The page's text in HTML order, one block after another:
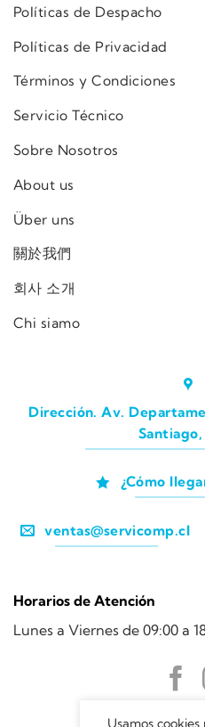
Políticas de Despacho
Políticas de Privacidad
Términos y Condiciones
Servicio Técnico
Sobre Nosotros
About us
Über uns
關於我們
회사 소개
Chi siamo
Dirección. Av.
¿Cómo
ventas@servicomp.cl
Horarios de Atención
Lunes a Viernes de 09:00 a
Usamos